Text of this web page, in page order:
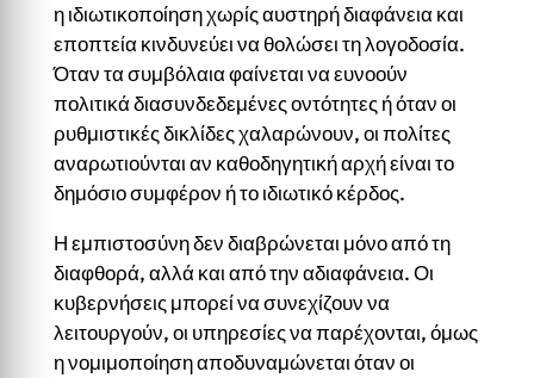
η ιδιωτικοποίηση χωρίς αυστηρή διαφάνεια και
εποπτεία κινδυνεύει να θολώσει τη λογοδοσία.
Όταν τα συμβόλαια φαίνεται να ευνοούν
πολιτικά διασυνδεδεμένες οντότητες ή όταν οι
ρυθμιστικές δικλίδες χαλαρώνουν, οι πολίτες
αναρωτιούνται αν καθοδηγητική αρχή είναι το
δημόσιο συμφέρον ή το ιδιωτικό κέρδος.
Η εμπιστοσύνη δεν διαβρώνεται μόνο από τη
διαφθορά, αλλά και από την αδιαφάνεια. Οι
κυβερνήσεις μπορεί να συνεχίζουν να
λειτουργούν, οι υπηρεσίες να παρέχονται, όμως
η νομιμοποίηση αποδυναμώνεται όταν οι